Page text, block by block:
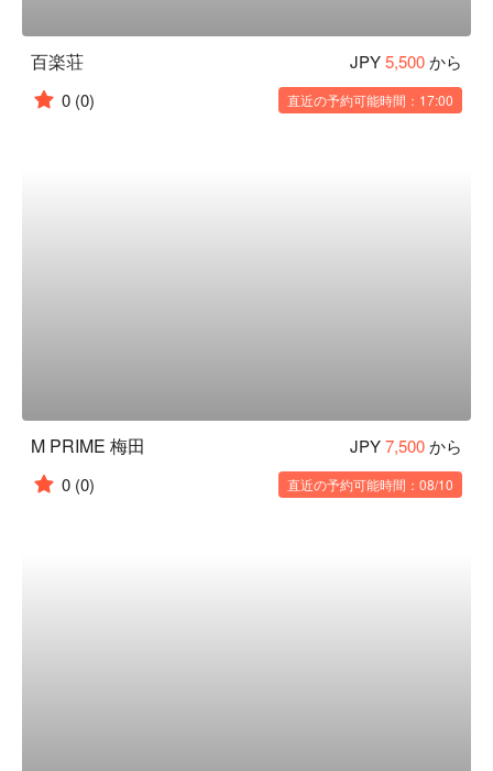
百楽荘 JPY5,500から
0 (0) 直近の予約可能時間：17:00
M PRIME 梅田 JPY7,500から
0 (0) 直近の予約可能時間：08/10